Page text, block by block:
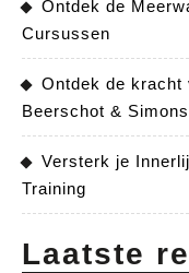
Ontdek de
Cursussen
Ontdek de kracht
Beerschot &
Versterk je
Training
Laatste